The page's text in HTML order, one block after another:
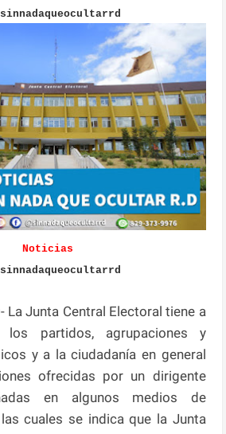
Noticias
- La Junta Central Electoral tiene a
partidos, agrupaciones y
y a la ciudadanía en general
ofrecidas por un dirigente
en algunos medios de
cuales se indica que la Junta